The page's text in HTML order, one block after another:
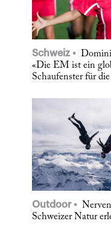
Schweiz
«Die EM ist ein
Schaufenster für
Outdoor
Schweizer Natur